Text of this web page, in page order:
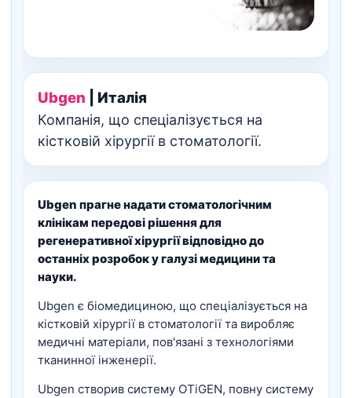
Ubgen | Италія
Компанія, що спеціалізується на
кістковій хірургії в стоматології.
Ubgen прагне надати стоматологічним
клінікам передові рішення для
регенеративної хірургії відповідно до
останніх розробок у галузі медицини та
науки.
Ubgen є біомедициною, що спеціалізується на
кістковій хірургії в стоматології та виробляє
медичні матеріали, пов'язані з технологіями
тканинної інженерії.
Ubgen створив систему OTiGEN, повну систему